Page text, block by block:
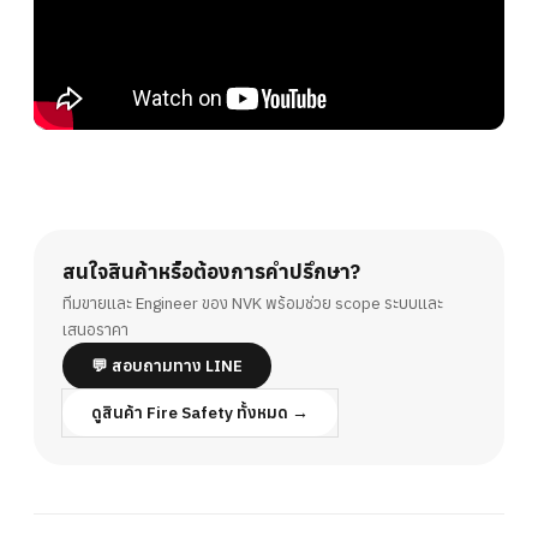
สนใจสินค้าหรือต้องการคำปรึกษา?
ทีมขายและ Engineer ของ NVK พร้อมช่วย scope ระบบและ
เสนอราคา
💬 สอบถามทาง LINE
ดูสินค้า Fire Safety ทั้งหมด →